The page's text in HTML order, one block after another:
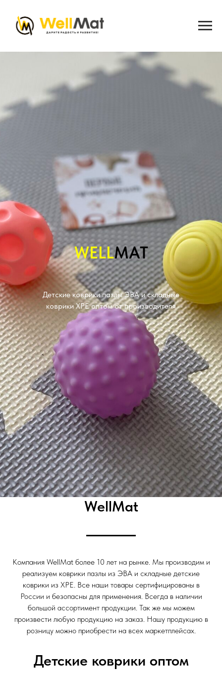
WELLMAT
Детские коврики пазлы ЭВА и складные
коврики XPE оптом от производителя
WellMat
Компания WellMat более 10 лет на рынке. Мы производим и
реализуем коврики пазлы из ЭВА и складные детские
коврики из XPE. Все наши товары сертифицированы в
России и безопасны для применения. Всегда в наличии
большой ассортимент продукции. Так же мы можем
произвести любую продукцию на заказ. Нашу продукцию в
розницу можно приобрести на всех маркетплейсах.
Детские коврики оптом